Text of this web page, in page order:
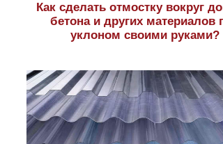
Как сделать отмостку вокруг
бетона и других материалов
уклоном своими руками?